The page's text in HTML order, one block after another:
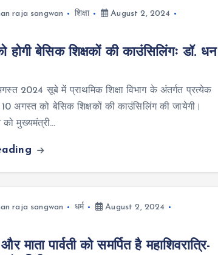
raja sangwan शिक्षा
August 2, 2024
होगी बेसिक शिक्षकों की काउंसिलिंगः डॉ. धन
2024 सूबे में प्राथमिक शिक्षा विभाग के अंतर्गत प्रत्येक
अगस्त को बेसिक शिक्षकों की काउंसिलिंग की जायेगी।
मुख्यमंत्री…
raja sangwan धर्म
August 2, 2024
माता पार्वती को समर्पित है महाशिवरात्रि-